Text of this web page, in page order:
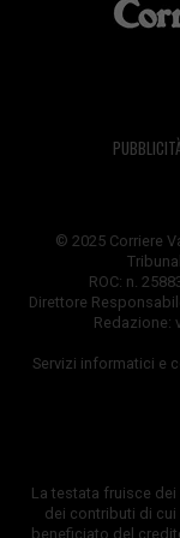
© 2025 Corriere
ROC: n.
Direttore
Redazione:
Servizi informatici e
La testata fruisce
dei contributi di cui
beneficiato del